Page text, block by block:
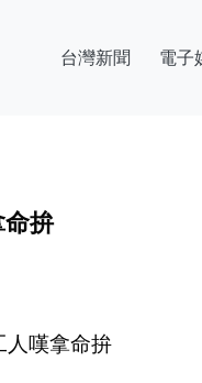
台灣新聞 電子
拚
人嘆拿命拚